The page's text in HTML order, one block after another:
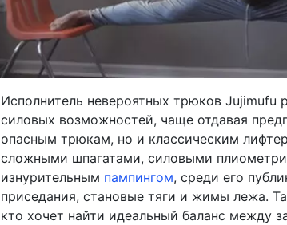
Исполнитель невероятных трюков Jujimufu
силовых возможностей, чаще отдавая
опасным трюкам, но и классическим
сложными шпагатами, силовыми
изнурительным пампингом, среди его
приседания, становые тяги и жимы лежа.
кто хочет найти идеальный баланс между